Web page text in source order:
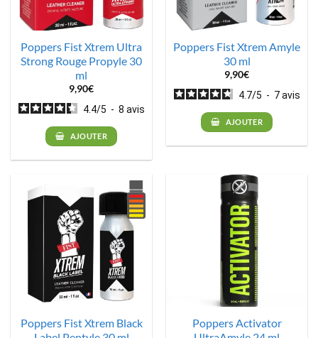
Poppers Fist Xtrem Ultra
Strong Rouge Propyle 30
ml
9,90€
4.4/5 - 8 avis
AJOUTER
Poppers Fist Xtrem Amyle
30 ml
9,90€
4.7/5 - 7avis
AJOUTER
Poppers Fist Xtrem Black
Poppers Activator